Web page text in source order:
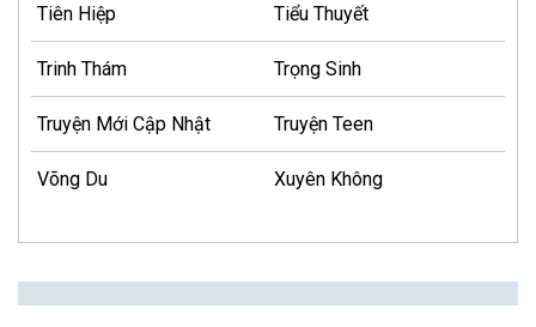
Tiên Hiệp Tiểu Thuyết
Trinh Thám Trọng Sinh
Truyện Mới Cập Nhật Truyện Teen
Võng Du Xuyên Không